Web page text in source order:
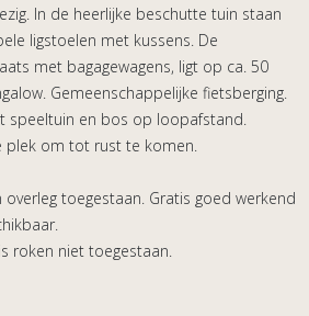
In de heerlijke beschutte tuin staan
ligstoelen met kussens. De
met bagagewagens, ligt op ca. 50
Gemeenschappelijke fietsberging.
speeltuin en bos op loopafstand.
plek om tot rust te komen.
overleg toegestaan. Gratis goed werkend
roken niet toegestaan.